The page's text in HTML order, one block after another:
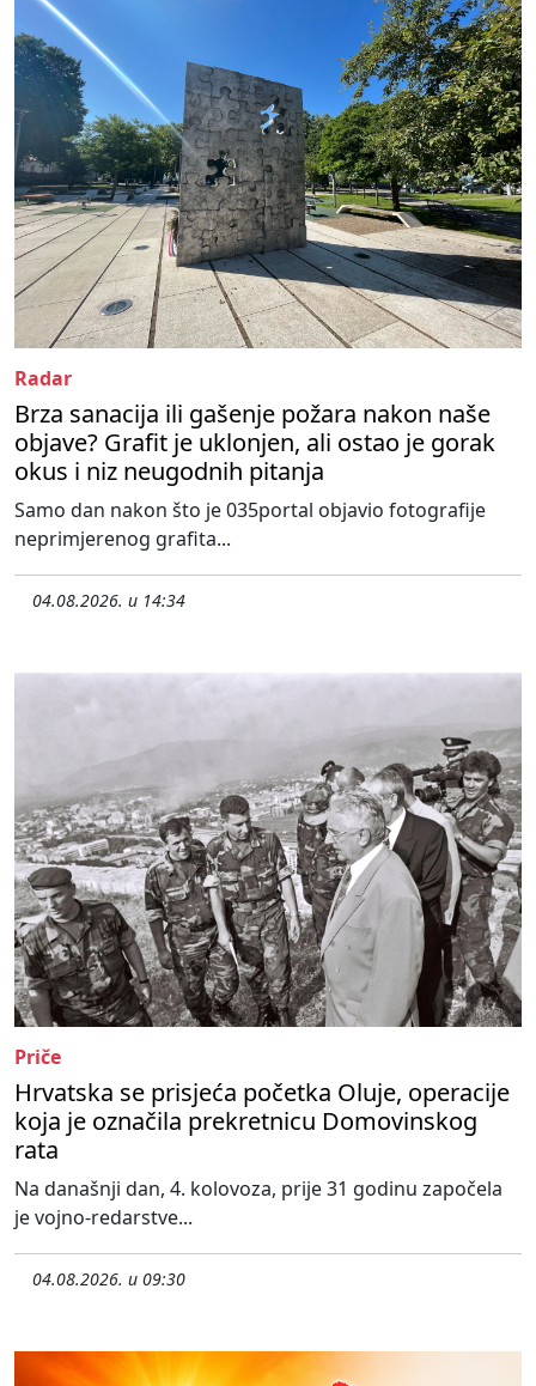
Radar
Brza sanacija ili gašenje požara nakon naše
objave? Grafit je uklonjen, ali ostao je gorak
okus i niz neugodnih pitanja
Samo dan nakon što je 035portal objavio fotografije
neprimjerenog grafita...
04.08.2026. u 14:34
Priče
Hrvatska se prisjeća početka Oluje, operacije
koja je označila prekretnicu Domovinskog
rata
Na današnji dan, 4. kolovoza, prije 31 godinu započela
je vojno-redarstve...
04.08.2026. u 09:30